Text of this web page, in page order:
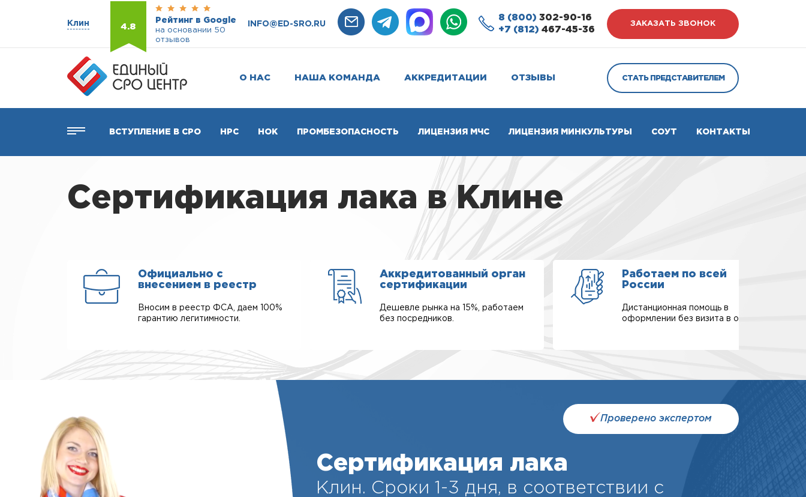
Клин 4.8
Рейтинг в Google
на основании 50
отзывов
INFO@ED-SRO.RU
8 (800) 302-90-16
+7 (812) 467-45-36
ЗАКАЗАТЬ ЗВОНОК
О НАС НАША КОМАНДА АККРЕДИТАЦИИ ОТЗЫВЫ СТАТЬ ПРЕДСТАВИТЕЛЕМ
ВСТУПЛЕНИЕ В СРО НРС НОК ПРОМБЕЗОПАСНОСТЬ ЛИЦЕНЗИЯ МЧС ЛИЦЕНЗИЯ МИНКУЛЬТУРЫ СОУТ КОНТАКТЫ
Сертификация лака в Клине
Официально с
внесением в реестр
Вносим в реестр ФСА, даем 100%
гарантию легитимности.
Аккредитованный орган
сертификации
Дешевле рынка на 15%, работаем
без посредников.
Работаем по всей
России
Дистанционная помощь в
оформлении без визита в офис.
Проверено экспертом
Сертификация лака
Клин. Cроки 1-3 дня, в соответствии с